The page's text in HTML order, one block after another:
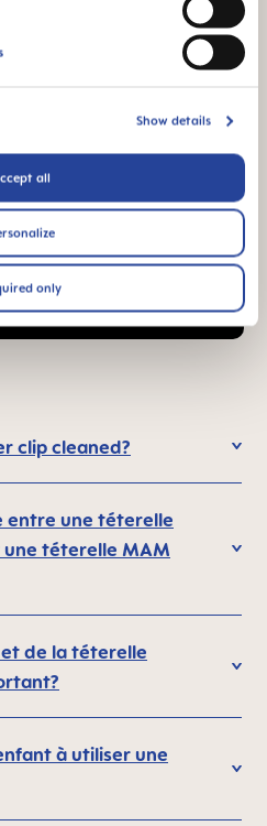
Show details
all
only
clip cleaned?
entre une téterelle
téterelle MAM
de la téterelle
à utiliser une